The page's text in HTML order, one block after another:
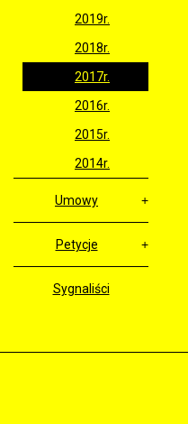
2019r.
2018r.
2017r.
2016r.
2015r.
2014r.
Umowy
Petycje
Sygnaliści